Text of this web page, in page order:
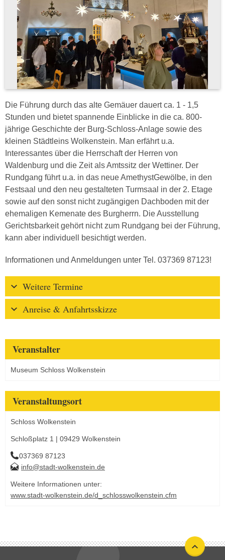
Die Führung durch das alte Gemäuer dauert ca. 1 - 1,5
Stunden und bietet spannende Einblicke in die ca. 800-
jährige Geschichte der Burg-Schloss-Anlage sowie des
kleinen Städtleins Wolkenstein. Man erfährt u.a.
Interessantes über die Herrschaft der Herren von
Waldenburg und die Zeit als Amtssitz der Wettiner. Der
Rundgang führt u.a. in das neue AmethystGewölbe, in den
Festsaal und den neu gestalteten Turmsaal in der 2. Etage
sowie auf den sonst nicht zugängigen Dachboden mit der
ehemaligen Kemenate des Burgherrn. Die Ausstellung
Gerichtsbarkeit gehört nicht zum Rundgang bei der Führung,
kann aber individuell besichtigt werden.
Informationen und Anmeldungen unter Tel. 037369 87123!
Weitere Termine
Anreise & Anfahrtsskizze
Veranstalter
Museum Schloss Wolkenstein
Veranstaltungsort
Schloss Wolkenstein
Schloßplatz 1 | 09429 Wolkenstein
037369 87123
info@stadt-wolkenstein.de
Weitere Informationen unter:
www.stadt-wolkenstein.de/d_schlosswolkenstein.cfm